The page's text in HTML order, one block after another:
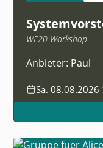
WE20 Workshop
Anbieter: Paul
Sa.